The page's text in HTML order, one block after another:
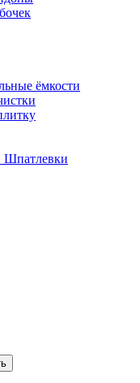
ёмкости
Шпатлевки